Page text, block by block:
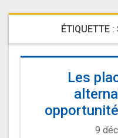
ÉTIQUETTE :
Les
9